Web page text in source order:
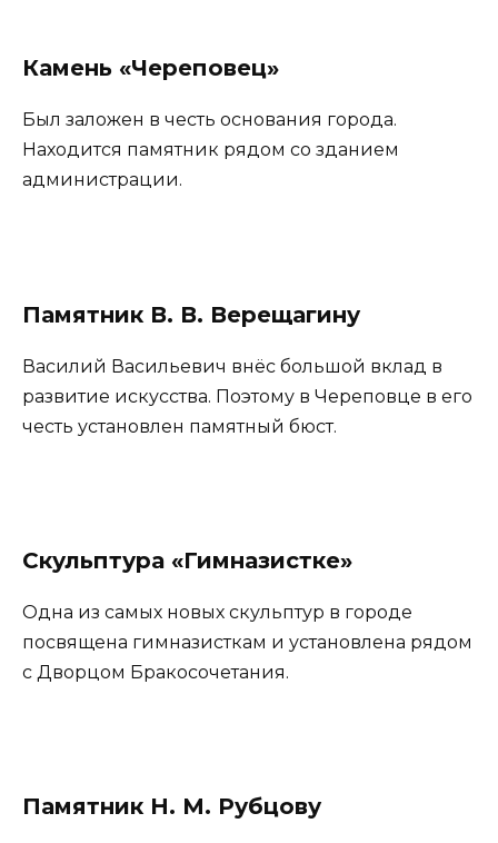
Камень «Череповец»
Был заложен в честь основания города.
Находится памятник рядом со зданием
администрации.
Памятник В. В. Верещагину
Василий Васильевич внёс большой вклад в
развитие искусства. Поэтому в Череповце в его
честь установлен памятный бюст.
Скульптура «Гимназистке»
Одна из самых новых скульптур в городе
посвящена гимназисткам и установлена рядом
с Дворцом Бракосочетания.
Памятник Н. М. Рубцову